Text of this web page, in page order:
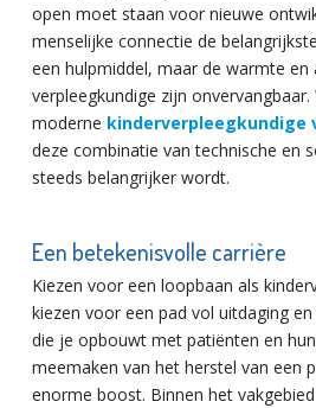
open moet staan voor nieuwe
menselijke connectie de
een hulpmiddel, maar de warmte en
verpleegkundige zijn
moderne kinderverpleegkundige
deze combinatie van technische en
steeds belangrijker wordt.
Een betekenisvolle carrière
Kiezen voor een loopbaan als
kiezen voor een pad vol uitdaging
die je opbouwt met patiënten en
meemaken van het herstel van een
enorme boost. Binnen het